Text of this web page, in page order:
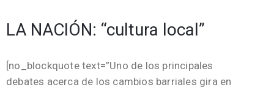
LA NACIÓN: “cultura local”
[no_blockquote text=”Uno de los principales
debates acerca de los cambios barriales gira en